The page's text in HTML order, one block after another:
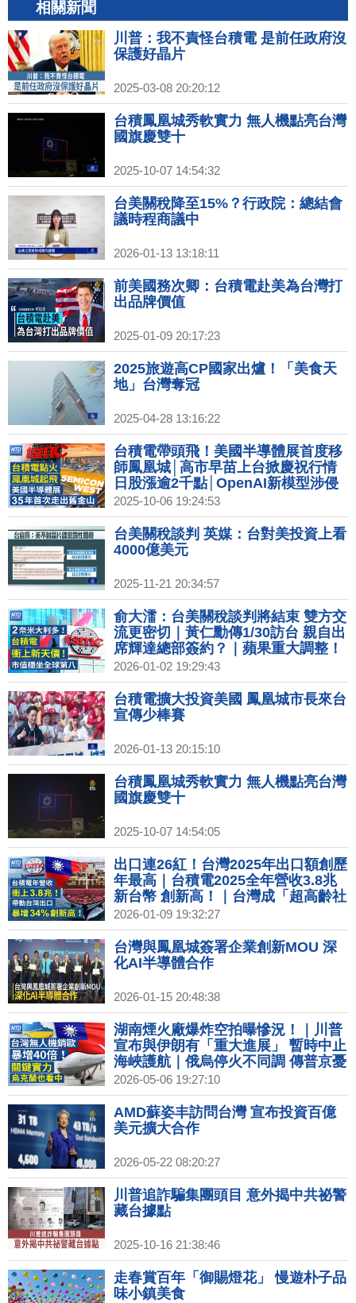
相關新聞
川普：我不責怪台積電 是前任政府沒
保護好晶片
2025-03-08 20:20:12
台積鳳凰城秀軟實力 無人機點亮台灣
國旗慶雙十
2025-10-07 14:54:32
台美關稅降至15%？行政院：總結會
議時程商議中
2026-01-13 13:18:11
前美國務次卿：台積電赴美為台灣打
出品牌價值
2025-01-09 20:17:23
2025旅遊高CP國家出爐！「美食天
地」台灣奪冠
2025-04-28 13:16:22
台積電帶頭飛！美國半導體展首度移
師鳳凰城│高市早苗上台掀慶祝行情
日股漲逾2千點│OpenAI新模型涉侵
權日本動漫IP│台積鳳凰城秀軟實力
無人機點亮台灣國旗
2025-10-06 19:24:53
台美關稅談判 英媒：台對美投資上看
4000億美元
2025-11-21 20:34:57
俞大㵢：台美關稅談判將結束 雙方交
流更密切｜黃仁勳傳1/30訪台 親自出
席輝達總部簽約？｜蘋果重大調整！
2026年或不發表iPhone 18｜2026超
級獨角獸IPO潮！SpaceX、OpenAI
拚兆元身價
2026-01-02 19:29:43
台積電擴大投資美國 鳳凰城市長來台
宣傳少棒賽
2026-01-13 20:15:10
台積鳳凰城秀軟實力 無人機點亮台灣
國旗慶雙十
2025-10-07 14:54:05
出口連26紅！台灣2025年出口額創歷
年最高｜台積電2025全年營收3.8兆
新台幣 創新高！｜台灣成「超高齡社
會」！65歲以上人口逾20％｜全球石
油巨頭今赴華府會川普 討論委內瑞拉
石油
2026-01-09 19:32:27
台灣與鳳凰城簽署企業創新MOU 深
化AI半導體合作
2026-01-15 20:48:38
湖南煙火廠爆炸空拍曝慘況！｜川普
宣布與伊朗有「重大進展」 暫時中止
海峽護航｜俄烏停火不同調 傳普京憂
暗殺 躲地堡升級安保｜投資美國再加
碼？台積高層：為新機會做好準備｜
美網紅發起全民買下Spirit航空 不到
一週集資破億
2026-05-06 19:27:10
AMD蘇姿丰訪問台灣 宣布投資百億
美元擴大合作
2026-05-22 08:20:27
川普追詐騙集團頭目 意外揭中共祕警
藏台據點
2025-10-16 21:38:46
走春賞百年「御賜燈花」 慢遊朴子品
味小鎮美食